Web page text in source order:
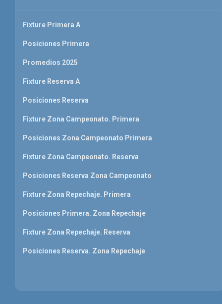
Fixture Primera A
Posiciones Primera
Promedios 2025
Fixture Reserva A
Posiciones Reserva
Fixture Zona Campeonato. Primera
Posiciones Zona Campeonato Primera
Fixture Zona Campeonato. Reserva
Posiciones Reserva Zona Campeonato
Fixture Zona Repechaje. Primera
Posiciones Primera. Zona Repechaje
Fixture Zona Repechaje. Reserva
Posiciones Reserva. Zona Repechaje